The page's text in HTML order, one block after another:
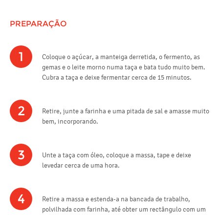
PREPARAÇÃO
1
Coloque o açúcar, a manteiga derretida, o fermento, as
gemas e o leite morno numa taça e bata tudo muito bem.
Cubra a taça e deixe fermentar cerca de 15 minutos.
2
Retire, junte a farinha e uma pitada de sal e amasse muito
bem, incorporando.
3
Unte a taça com óleo, coloque a massa, tape e deixe
levedar cerca de uma hora.
4
Retire a massa e estenda-a na bancada de trabalho,
polvilhada com farinha, até obter um rectângulo com um